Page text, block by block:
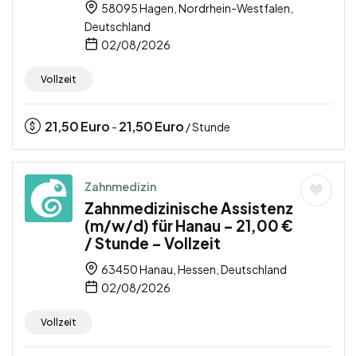
58095 Hagen, Nordrhein-Westfalen,
Deutschland
02/08/2026
Vollzeit
21,50Euro - 21,50Euro / Stunde
Zahnmedizin
Zahnmedizinische Assistenz
(m/w/d) für Hanau – 21,00 €
/ Stunde – Vollzeit
63450 Hanau, Hessen, Deutschland
02/08/2026
Vollzeit